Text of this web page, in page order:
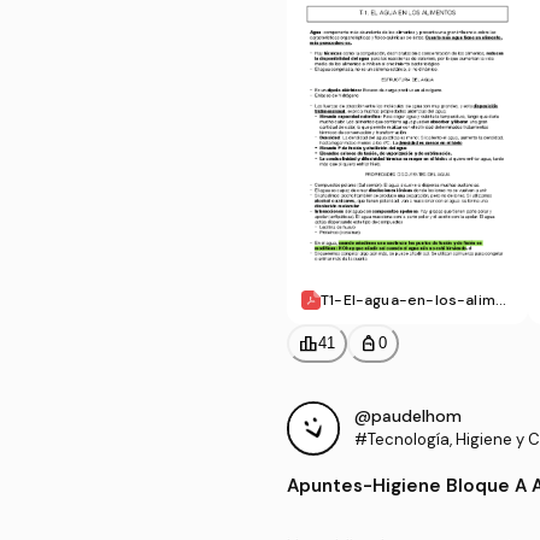
T1-El-agua-en-los-alime
leaderboard41 personal_bag 0
@paudelhom
#Tecnología, Higiene y
Apuntes-Higiene Bloque A